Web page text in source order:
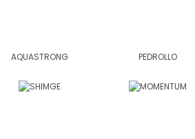
AQUASTRONG PEDROLLO